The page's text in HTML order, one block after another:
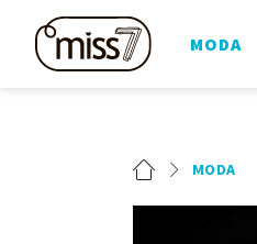
MODA
MODA